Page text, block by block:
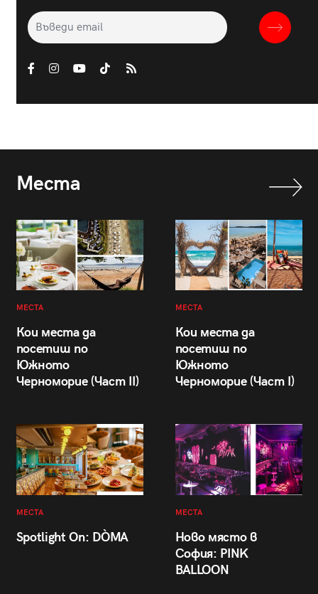
Места
МЕСТА
Кои места да
посетиш по
Южното
Черноморие (Част II)
МЕСТА
Кои места да
посетиш по
Южното
Черноморие (Част I)
МЕСТА
Spotlight On: DÒMA
МЕСТА
Ново място в
София: PINK
BALLOON